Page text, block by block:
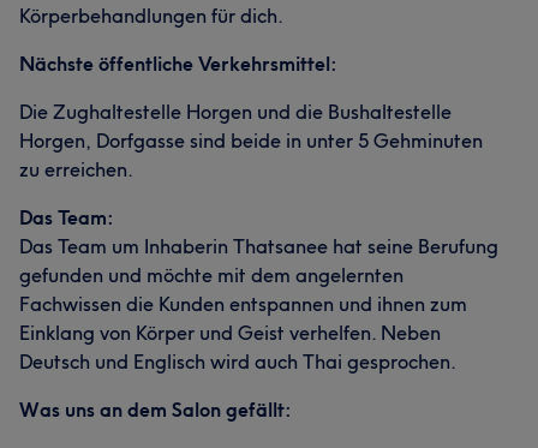
Körperbehandlungen für dich.
Nächste öffentliche Verkehrsmittel:
Die Zughaltestelle Horgen und die Bushaltestelle
Horgen, Dorfgasse sind beide in unter 5 Gehminuten
zu erreichen.
Das Team:
Das Team um Inhaberin Thatsanee hat seine Berufung
gefunden und möchte mit dem angelernten
Fachwissen die Kunden entspannen und ihnen zum
Einklang von Körper und Geist verhelfen. Neben
Deutsch und Englisch wird auch Thai gesprochen.
Was uns an dem Salon gefällt: